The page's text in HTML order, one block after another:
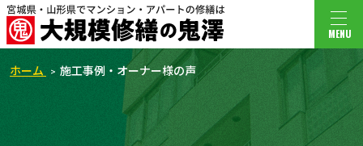
MENU
ホーム 施工事例・オーナー様の声